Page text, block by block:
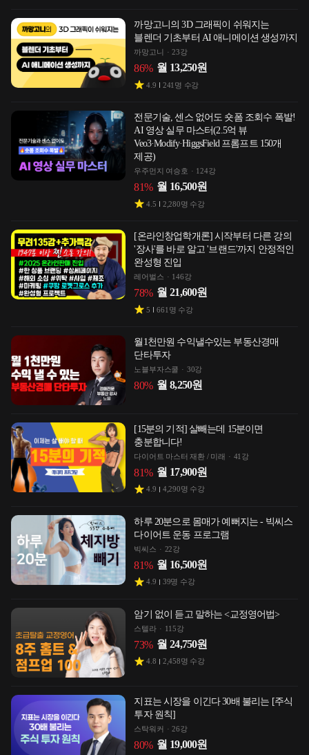
까망고니의 3D 그래픽이 쉬워지는
블렌더 기초부터 AI 애니메이션 생성까지
까망고니 23강
86% 월 13,250원
4.9 241 명 수강
전문기술, 센스 없어도 숏폼 조회수 폭발!
AI 영상 실무 마스터(2.5억 뷰
Veo3·Modify·HiggsField 프롬프트 150개
제공)
우주먼지 여승호 124강
81% 월 16,500원
4.5 2,280명 수강
[온라인창업학개론] 시작부터 다른 강의
'장사'를 바로 알고 '브랜드'까지 안정적인
완성형 진입
레어벌스 146강
78% 월 21,600원
5 661 명 수강
월1천만원 수익낼수있는 부동산경매
단타투자
노블부자스쿨 30강
80% 월 8,250원
[15분의 기적] 살빼는데 15분이면
충분합니다!
다이어트 마스터 재환 / 미래 41강
81% 월 17,900원
4.9 4,290명 수강
하루 20분으로 몸매가 예뻐지는 - 빅씨스
다이어트 운동 프로그램
빅씨스 22강
81% 월 16,500원
4.9 39명 수강
암기 없이 듣고 말하는 <교정영어법>
스텔라 115강
73% 월 24,750원
4.8 2,458명 수강
지표는 시장을 이긴다 30배 불리는 [주식
투자 원칙]
스탁워커 26강
80% 월 19,000원